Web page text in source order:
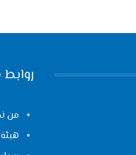
من
هيئة